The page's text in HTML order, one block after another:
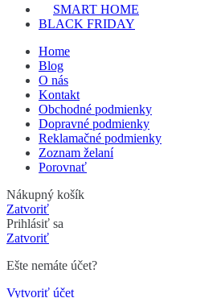
SMART HOME
BLACK FRIDAY
Home
Blog
O nás
Kontakt
Obchodné podmienky
Dopravné podmienky
Reklamačné podmienky
Zoznam želaní
Porovnať
Nákupný košík
Zatvoriť
Prihlásiť sa
Zatvoriť
Ešte nemáte účet?
Vytvoriť účet